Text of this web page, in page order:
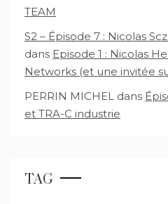
TEAM
S2 – Épisode 7 : Nicolas
dans Episode 1 : Nicolas
Networks (et une invitée
PERRIN MICHEL dans
et TRA-C industrie
TAG